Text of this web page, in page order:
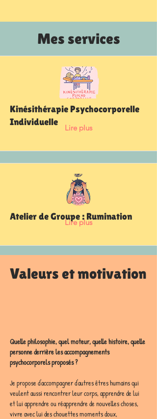
Mes services
Kinésithérapie Psychocorporelle
Individuelle
Lire plus
Atelier de Groupe : Rumination
Lire plus
Valeurs et motivation
Quelle philosophie, quel moteur, quelle histoire, quelle
personne derrière les accompagnements
psychocorporels proposés ?
Je propose d'accompagner d'autres êtres humains qui
veulent aussi rencontrer leur corps, apprendre de lui
et lui apprendre ou réapprendre de nouvelles choses,
vivre avec lui des chouettes moments doux,